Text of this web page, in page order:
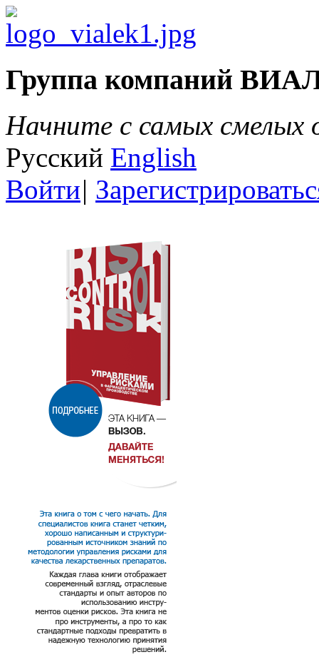
Группа компаний
Начните с самых
Русский English
Войти|